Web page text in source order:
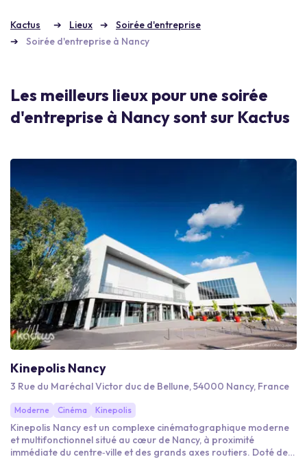
Kactus Lieux
Soirée d'entreprise
Soirée d'entreprise à Nancy
Les meilleurs lieux pour une soirée
d'entreprise à Nancy sont sur Kactus
Kinepolis Nancy
3 Rue du Maréchal Victor duc de Bellune, 54000 Nancy, France
Moderne Cinéma Kinepolis
Kinepolis Nancy est un complexe cinématographique moderne
et multifonctionnel situé au cœur de Nancy, à proximité
immédiate du centre‑ville et des grands axes routiers. Doté de